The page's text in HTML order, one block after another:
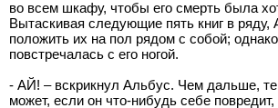
во всем шкафу, чтобы его смерть была
Вытаскивая следующие пять книг в ряду,
положить их на пол рядом с собой; однако
повстречалась с его ногой.
- АЙ! – вскрикнул Альбус. Чем дальше,
может, если он что-нибудь себе повредит,